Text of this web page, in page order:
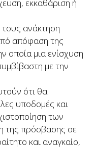
εκκαθάριση ή
ανάκτηση
απόφαση της
οποία μια ενίσχυση
με την
ότι θα
υποδομές και
των
της πρόσβασης σε
και αναγκαίο,